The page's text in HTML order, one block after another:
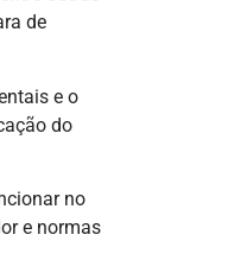
de
e o
do
no
e normas